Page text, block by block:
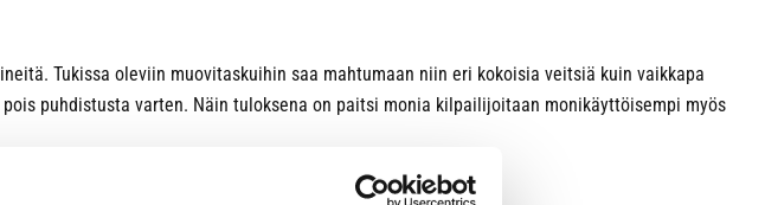
Tukissa oleviin muovitaskuihin saa mahtumaan niin eri kokoisia veitsiä kuin vaikkapa
puhdistusta varten. Näin tuloksena on paitsi monia kilpailijoitaan monikäyttöisempi myös